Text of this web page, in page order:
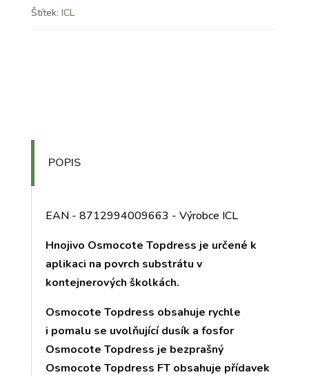
Štítek: ICL
POPIS
EAN - 8712994009663 - Výrobce ICL
Hnojivo Osmocote Topdress je určené k
aplikaci na povrch substrátu v
kontejnerových školkách.
Osmocote Topdress obsahuje rychle
i pomalu se uvolňující dusík a fosfor
Osmocote Topdress je bezprašný
Osmocote Topdress FT obsahuje přídavek